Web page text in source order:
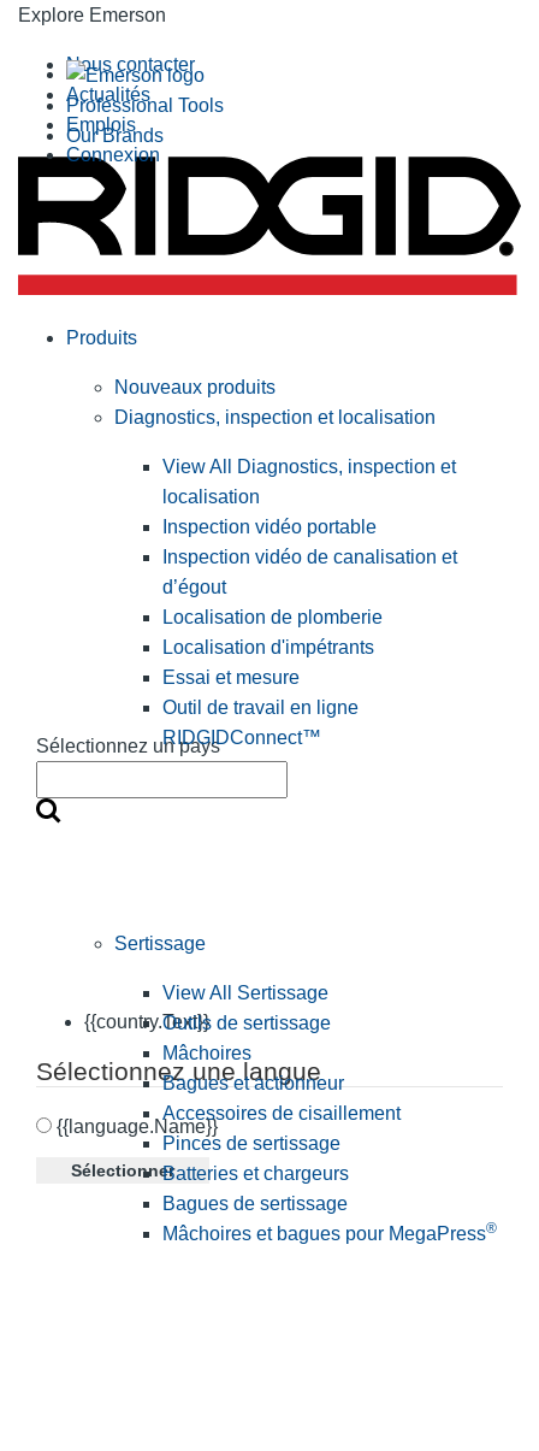
Explore Emerson
Professional Tools
Our Brands
Nous contacter
Actualités
Emplois
Connexion
Sélectionnez un pays
{{country.Text}}
Sélectionnez une langue
{{language.Name}}
Sélectionner
Produits
Nouveaux produits
Diagnostics, inspection et localisation
View All Diagnostics, inspection et
localisation
Inspection vidéo portable
Inspection vidéo de canalisation et
d’égout
Localisation de plomberie
Localisation d'impétrants
Essai et mesure
Outil de travail en ligne
RIDGIDConnect™
Sertissage
View All Sertissage
Outils de sertissage
Mâchoires
Bagues et actionneur
Accessoires de cisaillement
Pinces de sertissage
Batteries et chargeurs
Bagues de sertissage
Mâchoires et bagues pour MegaPress®